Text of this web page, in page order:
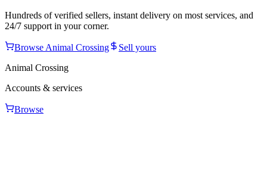
Hundreds of verified sellers, instant delivery on most services, and
24/7 support in your corner.
Browse Animal Crossing
Sell yours
Animal Crossing
Accounts & services
Browse